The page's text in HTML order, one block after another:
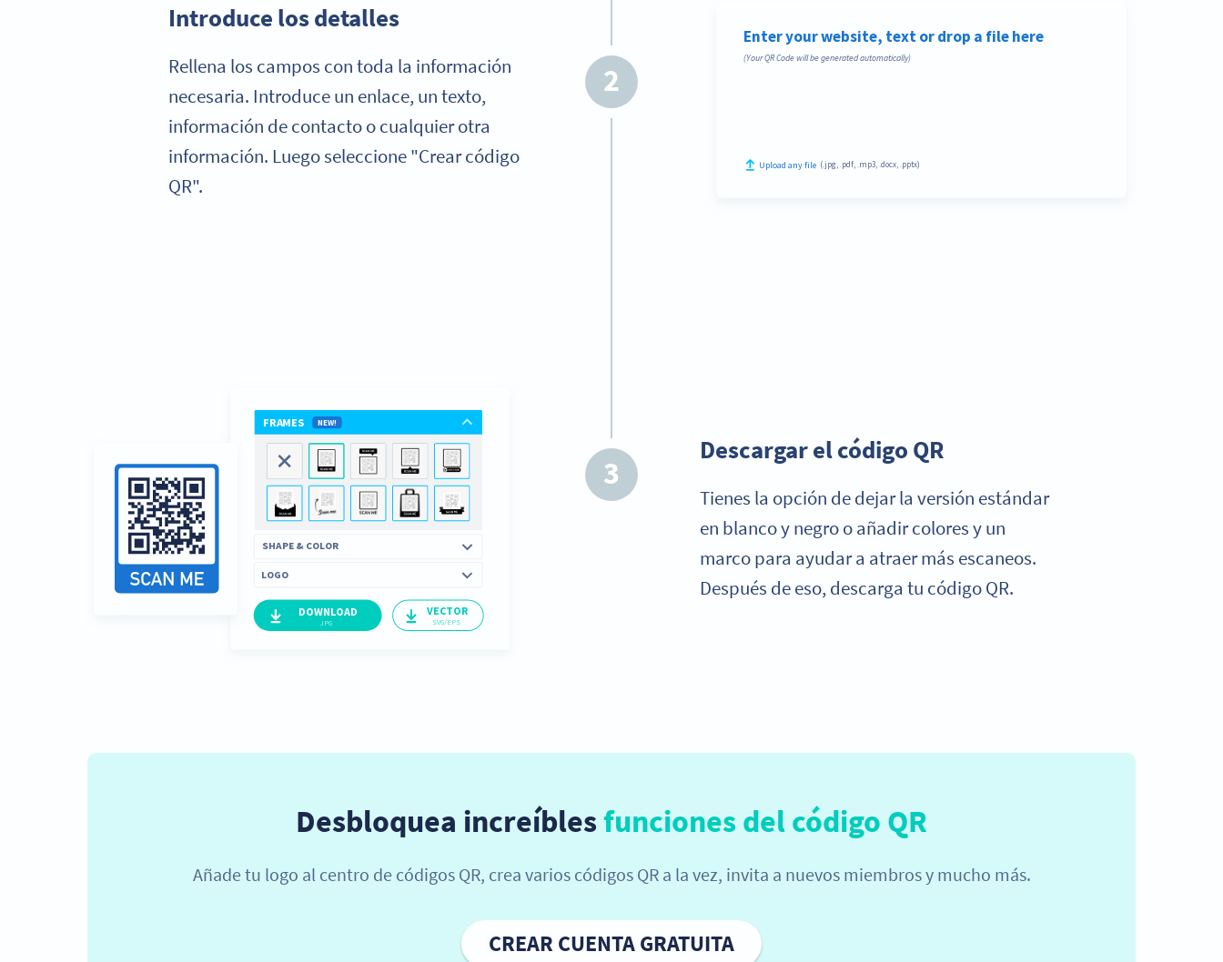
2
3
Paso 2:
Introduce los detalles
Rellena los campos con toda la información
necesaria. Introduce un enlace, un texto,
información de contacto o cualquier otra
información. Luego seleccione "Crear código
QR".
Paso 3:
Descargar el código QR
Tienes la opción de dejar la versión estándar
en blanco y negro o añadir colores y un
marco para ayudar a atraer más escaneos.
Después de eso, descarga tu código QR.
Desbloquea increíblesfunciones del código QR
Añade tu logo al centro de códigos QR, crea varios códigos QR a la vez, invita a nuevos miembros y mucho más.
CREAR CUENTA GRATUITA